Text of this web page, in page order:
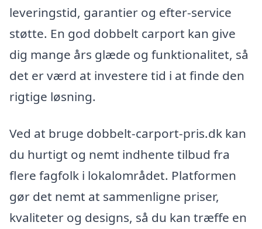
leveringstid, garantier og efter-service
støtte. En god dobbelt carport kan give
dig mange års glæde og funktionalitet, så
det er værd at investere tid i at finde den
rigtige løsning.
Ved at bruge dobbelt-carport-pris.dk kan
du hurtigt og nemt indhente tilbud fra
flere fagfolk i lokalområdet. Platformen
gør det nemt at sammenligne priser,
kvaliteter og designs, så du kan træffe en